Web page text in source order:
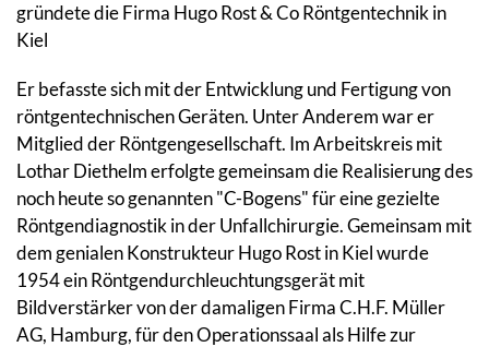
gründete die Firma Hugo Rost & Co Röntgentechnik in
Kiel
Er befasste sich mit der Entwicklung und Fertigung von
röntgentechnischen Geräten. Unter Anderem war er
Mitglied der Röntgengesellschaft. Im Arbeitskreis mit
Lothar Diethelm erfolgte gemeinsam die Realisierung des
noch heute so genannten "C-Bogens" für eine gezielte
Röntgendiagnostik in der Unfallchirurgie. Gemeinsam mit
dem genialen Konstrukteur Hugo Rost in Kiel wurde
1954 ein Röntgendurchleuchtungsgerät mit
Bildverstärker von der damaligen Firma C.H.F. Müller
AG, Hamburg, für den Operationssaal als Hilfe zur